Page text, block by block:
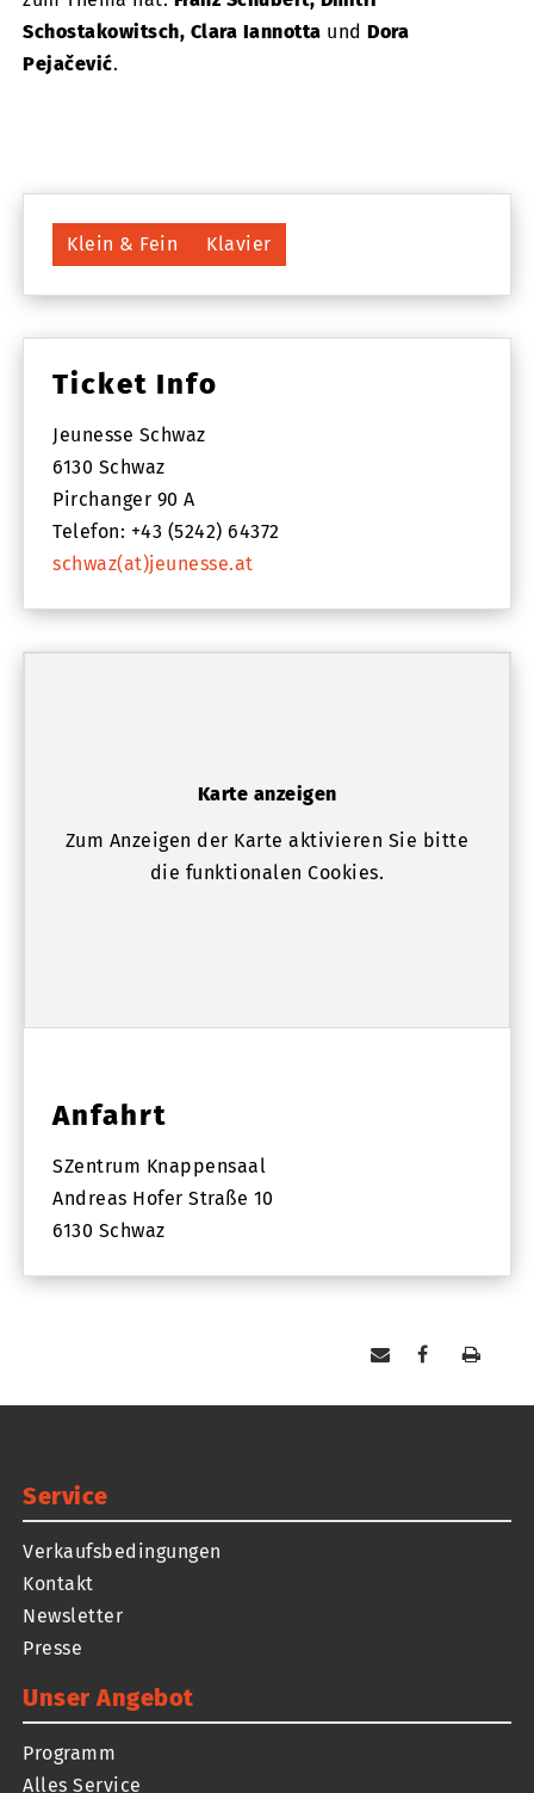
Schostakowitsch, Clara Iannotta undDora
Pejačević.
Klein & Fein Klavier
Ticket Info
Jeunesse Schwaz
6130 Schwaz
Pirchanger 90 A
Telefon: +43 (5242) 64372
schwaz(at)jeunesse.at
Karte anzeigen
Zum Anzeigen der Karte aktivieren Sie bitte
die funktionalen Cookies.
Anfahrt
SZentrum Knappensaal
Andreas Hofer Straße 10
6130 Schwaz
Service
Verkaufsbedingungen
Kontakt
Newsletter
Presse
Unser Angebot
Programm
Alles Service